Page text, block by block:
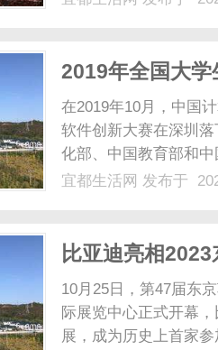
2019年全国大
杰出团队
在2019年10月，中国
软件创新大赛在深圳
化部、中国教育部和
新大赛吸引了全国各
宜都生活网 发布于
比亚迪亮相
10月25日，第47届东
际展览中心正式开幕
展，成为历史上首家